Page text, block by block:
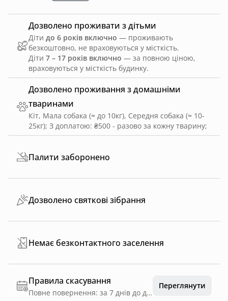
Дозволено проживання з домашніми
тваринами
Кіт, Мала собака (≈ до 10кг), Середня собака (≈ 10-
25кг); З доплатою: ₴500 - разово за кожну тварину;
Дозволено проживати з дітьми
Діти до 6 років включно — проживають
безкоштовно, не враховуються у місткість.
Діти 7 – 17 років включно — за повною ціною,
враховуються у місткість будинку.
Палити заборонено
Дозволено святкові зібрання
Немає безконтактного заселення
Правила скасування
Повне повернення: за 7 днів до дати заїзду
Переглянути